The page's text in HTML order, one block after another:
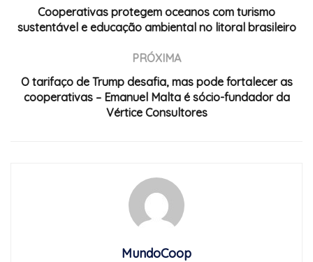
Cooperativas protegem oceanos com turismo
sustentável e educação ambiental no litoral brasileiro
PRÓXIMA
O tarifaço de Trump desafia, mas pode fortalecer as
cooperativas – Emanuel Malta é sócio-fundador da
Vértice Consultores
MundoCoop